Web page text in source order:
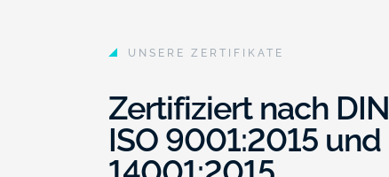
UNSERE ZERTIFIKATE
Zertifiziert nach DIN
ISO 9001:2015 und